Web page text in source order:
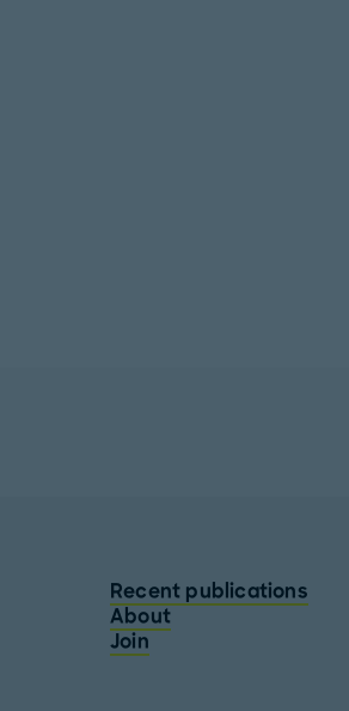
Recent publications
About
Join